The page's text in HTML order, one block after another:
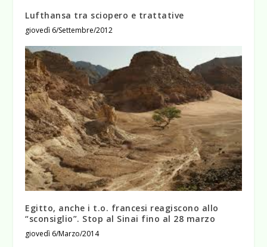
Lufthansa tra sciopero e trattative
giovedì 6/Settembre/2012
Egitto, anche i t.o. francesi reagiscono allo
“sconsiglio”. Stop al Sinai fino al 28 marzo
giovedì 6/Marzo/2014